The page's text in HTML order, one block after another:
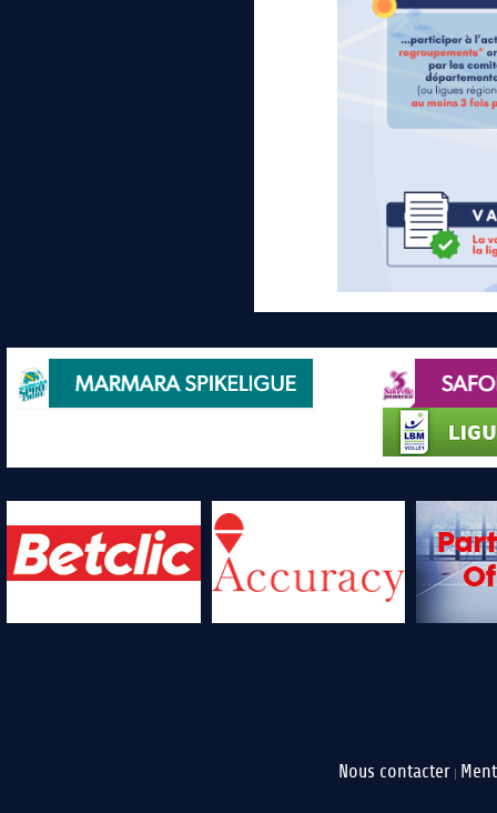
Nous contacter |